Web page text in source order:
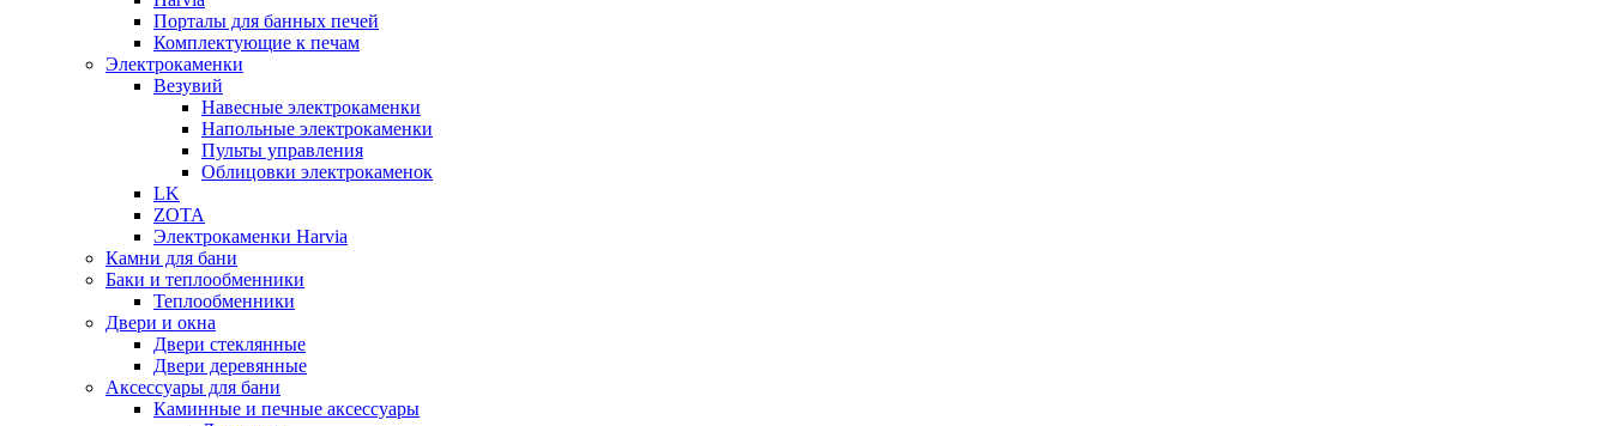
Порталы для банных печей
Комплектующие к печам
Электрокаменки
Везувий
Навесные электрокаменки
Напольные электрокаменки
Пульты управления
Облицовки электрокаменок
LK
ZOTA
Электрокаменки Harvia
Камни для бани
Баки и теплообменники
Теплообменники
Двери и окна
Двери стеклянные
Двери деревянные
Аксессуары для бани
Каминные и печные аксессуары